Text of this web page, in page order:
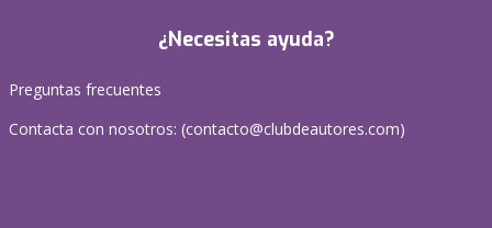
¿Necesitas ayuda?
Preguntas frecuentes
Contacta con nosotros: (contacto@clubdeautores.com)